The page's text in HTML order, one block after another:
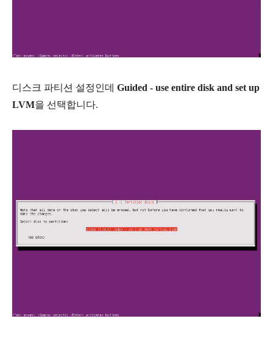
디스크 파티션 설정인데 Guided - use entire disk and set up
LVM을 선택합니다.